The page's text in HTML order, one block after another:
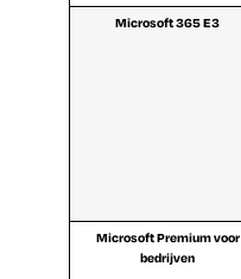
Microsoft 365 E3
Microsoft Premium voor
bedrijven